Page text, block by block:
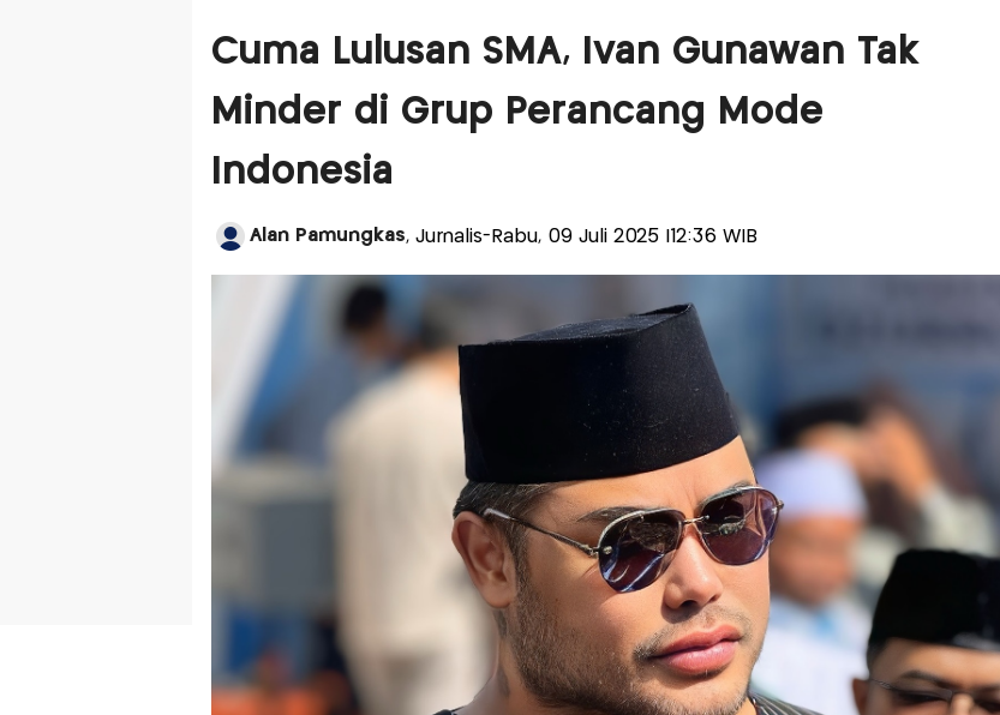
Cuma Lulusan SMA, Ivan Gunawan Tak
Minder di Grup Perancang Mode
Indonesia
Alan Pamungkas, Jurnalis-Rabu, 09 Juli 2025 |12:36 WIB